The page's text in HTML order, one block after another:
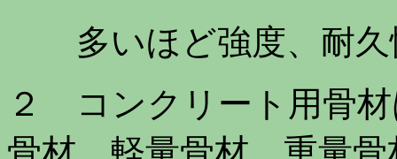
多いほど強度、耐久
２ コンクリート用骨